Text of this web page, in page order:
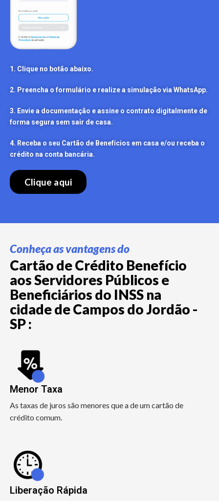
1. Clique no botão abaixo.
2. Preencha o formulário e realize a simulação via WhatsApp.
3. Envie a documentação e assine o contrato digitalmente de
forma segura sem sair de casa.
4. Receba o seu Cartão de Benefícios em casa e/ou receba o
crédito na conta bancária.
Clique aqui
Conheça as vantagens do
Cartão de Crédito Benefício
aos Servidores Públicos e
Beneficiários do INSS na
cidade de Campos do Jordão -
SP :
Menor Taxa
As taxas de juros são menores que a de um cartão de
crédito comum.
Liberação Rápida